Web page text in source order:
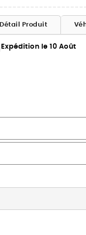
Détail Produit
Expédition le 10 Août